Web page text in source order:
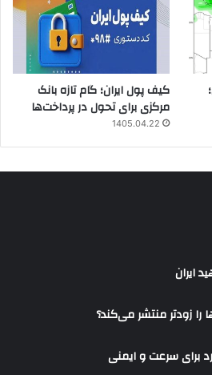
کیف پول ایران؛ گام تازه بانک
مرکزی برای تحول در پرداخت‌ها
1405.04.22
ایران
را زودتر منتشر می‌کند؟
برای سرعت و ایمنی